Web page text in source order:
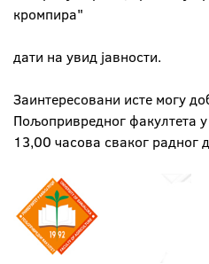
кромпира"
дати на увид јавности.
Заинтересовани исте могу
Пољопривредног факултета
13,00 часова сваког радног